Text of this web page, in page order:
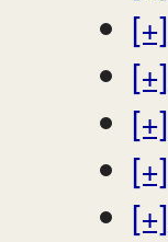
[+]
[+]
[+]
[+]
[+]